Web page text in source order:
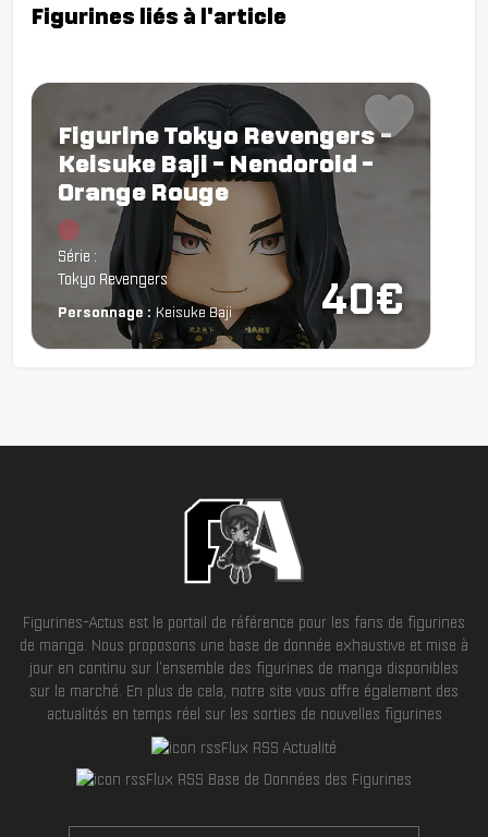
Figurines liés à l'article
40€
Figurine Tokyo Revengers -
Keisuke Baji - Nendoroid -
Orange Rouge
Chargement...
Série :
Tokyo Revengers
Personnage : Keisuke Baji
Figurines-Actus est le portail de référence pour les fans de figurines
de manga. Nous proposons une base de donnée exhaustive et mise à
jour en continu sur l'ensemble des figurines de manga disponibles
sur le marché. En plus de cela, notre site vous offre également des
actualités en temps réel sur les sorties de nouvelles figurines
Flux RSS Actualité
Flux RSS Base de Données des Figurines